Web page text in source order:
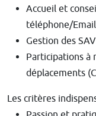
Accueil et
téléphone/Email
Gestion des
Participations à
déplacements
Les critères